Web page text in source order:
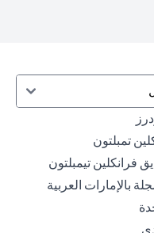
تمبلتون
فرانكلين تيمبلتون
بالإمارات العربية